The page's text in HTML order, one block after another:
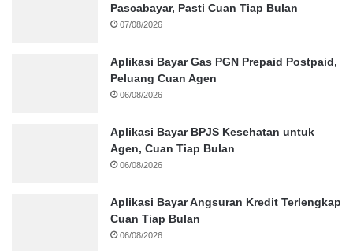
Pascabayar, Pasti Cuan Tiap Bulan
07/08/2026
Aplikasi Bayar Gas PGN Prepaid Postpaid,
Peluang Cuan Agen
06/08/2026
Aplikasi Bayar BPJS Kesehatan untuk
Agen, Cuan Tiap Bulan
06/08/2026
Aplikasi Bayar Angsuran Kredit Terlengkap
Cuan Tiap Bulan
06/08/2026